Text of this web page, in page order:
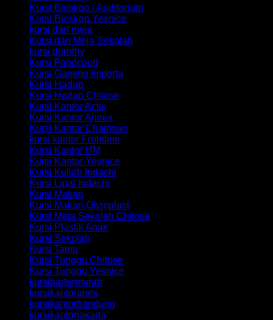
Kursi Bioskop / Auditorium
Kursi Bioskop Yesnice
kursi dan meja
Kursi dan Meja Sekolah
kursi dorothy
Kursi Foodcourt
Kursi Gaming Importa
Kursi Hadap
Kursi Hadap Chitose
Kursi Kantor Activ
Kursi Kantor Annex
Kursi Kantor Chairman
kursi kantor Frontline
Kursi Kantor HM
Kursi Kantor Yesnice
Kursi Kuliah Indachi
Kursi Lipat Indachi
Kursi Makan
Kursi Makan Olymplast
Kursi Meja Sekolah Chitose
Kursi Plastik Anak
Kursi Sekolah
Kursi Tamu
Kursi Tunggu Chitose
Kursi Tunggu Yesnice
kursibartermurah
kursikantoranex
kursikantorbandung
kursikantorjakarta